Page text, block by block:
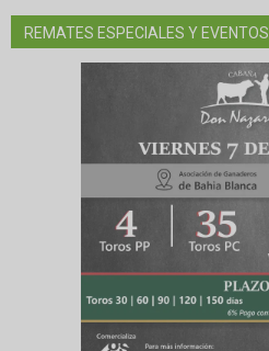
REMATES ESPECIALES Y EVENTOS